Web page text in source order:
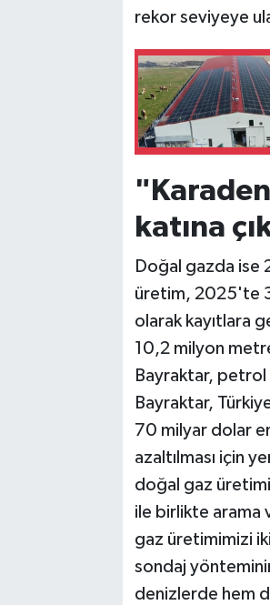
rekor seviyeye
katına
Doğal gazda ise
üretim, 2025'te
olarak kayıtlara
10,2 milyon
Bayraktar, petrol
Bayraktar,
70 milyar dolar
azaltılması için
doğal gaz
ile birlikte arama
gaz üretimimizi
sondaj
denizlerde hem